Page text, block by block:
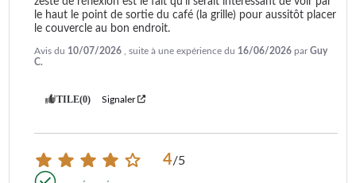
le haut le point de sortie du café (la grille) pour aussitôt placer
le couvercle au bon endroit.
Avis du 10/07/2026 , suite à une expérience du 16/06/2026 parGuy
C.
UTILE(0) Signaler
4/5